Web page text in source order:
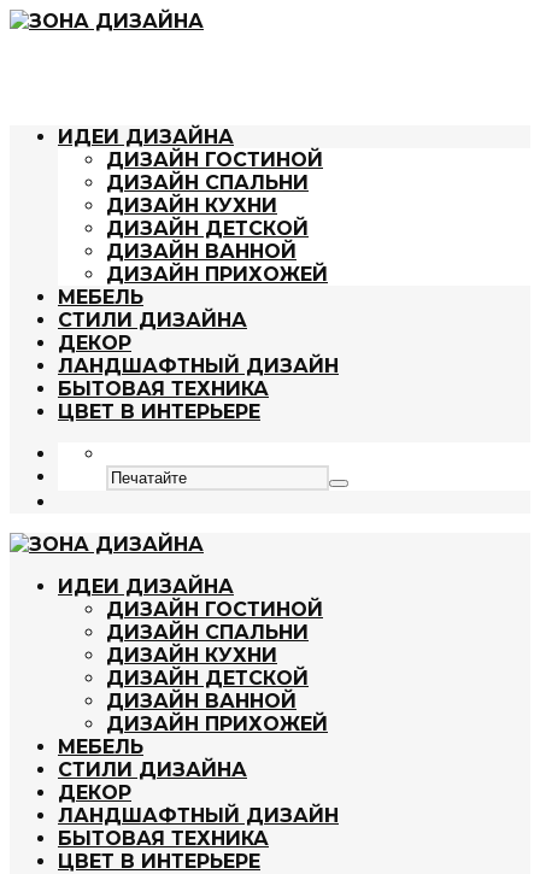
ИДЕИ ДИЗАЙНА
ДИЗАЙН ГОСТИНОЙ
ДИЗАЙН СПАЛЬНИ
ДИЗАЙН КУХНИ
ДИЗАЙН ДЕТСКОЙ
ДИЗАЙН ВАННОЙ
ДИЗАЙН ПРИХОЖЕЙ
МЕБЕЛЬ
СТИЛИ ДИЗАЙНА
ДЕКОР
ЛАНДШАФТНЫЙ ДИЗАЙН
БЫТОВАЯ ТЕХНИКА
ЦВЕТ В ИНТЕРЬЕРЕ
ИДЕИ ДИЗАЙНА
ДИЗАЙН ГОСТИНОЙ
ДИЗАЙН СПАЛЬНИ
ДИЗАЙН КУХНИ
ДИЗАЙН ДЕТСКОЙ
ДИЗАЙН ВАННОЙ
ДИЗАЙН ПРИХОЖЕЙ
МЕБЕЛЬ
СТИЛИ ДИЗАЙНА
ДЕКОР
ЛАНДШАФТНЫЙ ДИЗАЙН
БЫТОВАЯ ТЕХНИКА
ЦВЕТ В ИНТЕРЬЕРЕ